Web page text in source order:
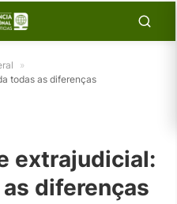
»
todas as diferenças
extrajudicial:
diferenças